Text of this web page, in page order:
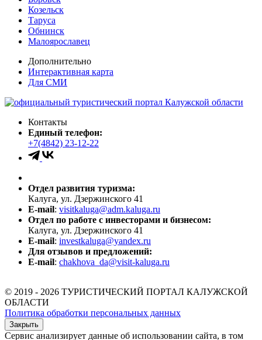
Козельск
Таруса
Обнинск
Малоярославец
Дополнительно
Интерактивная карта
Для СМИ
Контакты
Единый телефон:
+7(4842) 23-12-22
Отдел развития туризма:
Калуга, ул. Дзержинского 41
E-mail: visitkaluga@adm.kaluga.ru
Отдел по работе с инвесторами и бизнесом:
Калуга, ул. Дзержинского 41
E-mail: investkaluga@yandex.ru
Для отзывов и предложений:
E-mail: chakhova_da@visit-kaluga.ru
© 2019 - 2026 ТУРИСТИЧЕСКИЙ ПОРТАЛ КАЛУЖСКОЙ
ОБЛАСТИ
Политика обработки персональных данных
Закрыть
Сервис анализирует данные об использовании сайта, в том